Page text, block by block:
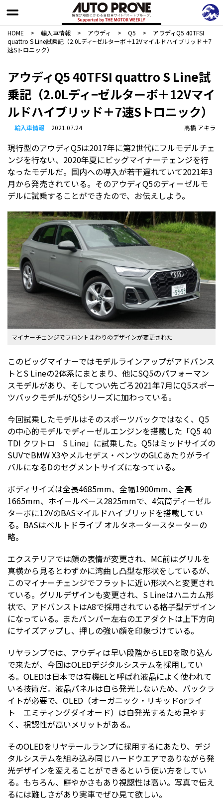
HOME > 輸入車情報 > アウディ > Q5 >
アウディQ5 40TFSI
quattro S Line試乗記（2.0Lディ−ゼルターボ＋12Vマイルドハイブリッド＋7
速Sトロニック）
アウディQ5 40TFSI quattro S Line試
乗記（2.0Lディ−ゼルターボ＋12Vマイ
ルドハイブリッド＋7速Sトロニック）
輸入車情報 2021.07.24 高橋 アキラ
現行型のアウディQ5は2017年に第2世代にフルモデルチェ
ンジを行ない、2020年夏にビッグマイナーチェンジを行
なったモデルだ。国内への導入が若干遅れていて2021年3
月から発売されている。そのアウディQ5のディーゼルモ
デルに試乗することができたので、お伝えしよう。
マイナーチェンジでフロントまわりのデザインが変更された
このビッグマイナーではモデルラインアップがアドバンス
トとS Lineの2体系にまとまり、他にSQ5のパフォーマン
スモデルがあり、そしてつい先ごろ2021年7月にQ5スポー
ツバックモデルがQ5シリーズに加わっている。
今回試乗したモデルはそのスポーツバックではなく、Q5
の中心的モデルでディーゼルエンジンを搭載した「Q5 40
TDI クワトロ S Line」に試乗した。Q5はミッドサイズの
SUVでBMW X3やメルセデス・ベンツのGLCあたりがライ
バルになるDのセグメントサイズになっている。
ボディサイズは全長4685mm、全幅1900mm、全高
1665mm、ホイールベース2825mmで、4気筒ディーゼル
ターボに12VのBASマイルドハイブリッドを搭載してい
る。BASはベルトドライブ オルタネータースターターの
略。
エクステリアでは顔の表情が変更され、MC前はグリルを
真横から見るとわずかに湾曲し凸型な形状をしているが、
このマイナーチェンジでフラットに近い形状へと変更され
ている。グリルデザインも変更され、S Lineはハニカム形
状で、アドバンストはA8で採用されている格子型デザイン
になっている。またバンパー左右のエアダクトは上下方向
にサイズアップし、押しの強い顔を印象づけている。
リヤランプでは、アウディは早い段階からLEDを取り込ん
で来たが、今回はOLEDデジタルシステムを採用してい
る。OLEDは日本では有機ELと呼ばれ液晶によく使われて
いる技術だ。液晶パネルは自ら発光しないため、バックラ
イトが必要で、OLED（オーガニック・リキッドorライ
ト エミティングダイオード）は自発光するため見やす
く、視認性が高いメリットがある。
そのOLEDをリヤテールランプに採用するにあたり、デジ
タルシステムを組み込み同じハードウエアでありながら発
光デザインを変えることができるという使い方をしてい
る。もちろん、鮮やかさもあり視認性は高い。写真で伝え
るには難しさがあり実車でぜひ見て欲しい。